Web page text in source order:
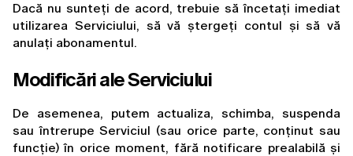
Dacă nu sunteți de acord, trebuie să încetați imediat
utilizarea Serviciului, să vă ștergeți contul și să vă
anulați abonamentul.
Modificări ale Serviciului
De asemenea, putem actualiza, schimba, suspenda
sau întrerupe Serviciul (sau orice parte, conținut sau
funcție) în orice moment, fără notificare prealabilă și